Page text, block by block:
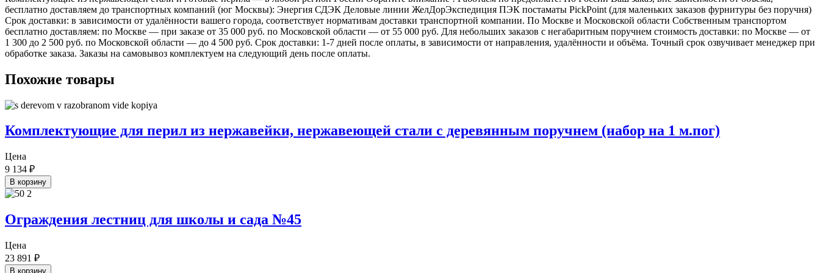
бесплатно доставляем до транспортных компаний (юг Москвы): Энергия СДЭК Деловые линии ЖелДорЭкспедиция ПЭК постаматы PickPoint (для маленьких заказов фурнитуры без поручня)
Срок доставки: в зависимости от удалённости вашего города, соответствует нормативам доставки транспортной компании. По Москве и Московской области Собственным транспортом
бесплатно доставляем: по Москве — при заказе от 35 000 руб. по Московской области — от 55 000 руб. Для небольших заказов с негабаритным поручнем стоимость доставки: по Москве — от
1 300 до 2 500 руб. по Московской области — до 4 500 руб. Срок доставки: 1-7 дней после оплаты, в зависимости от направления, удалённости и объёма. Точный срок озвучивает менеджер при
обработке заказа. Заказы на самовывоз комплектуем на следующий день после оплаты.
Похожие товары
Комплектующие для перил из нержавейки, нержавеющей стали с деревянным поручнем (набор на 1 м.пог)
Цена
9 134 ₽
В корзину
Ограждения лестниц для школы и сада №45
Цена
23 891 ₽
В корзину